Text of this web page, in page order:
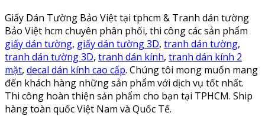
Giấy Dán Tường Bảo Việt tại tphcm & Tranh dán tường
Bảo Việt hcm chuyên phân phối, thi công các sản phẩm
giấy dán tường, giấy dán tường 3D, tranh dán tường,
tranh dán tường 3D, tranh dán kính, tranh dán kính 2
mặt, decal dán kính cao cấp. Chúng tôi mong muốn mang
đến khách hàng những sản phẩm với dịch vụ tốt nhất.
Thi công hoàn thiện sản phẩm cho bạn tại TPHCM. Ship
hàng toàn quốc Việt Nam và Quốc Tế.